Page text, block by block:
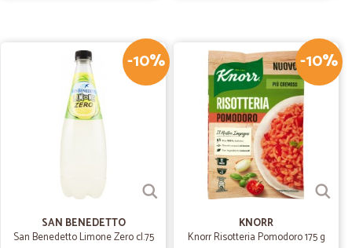
22/11/2019
molto…
rapida
23/06/2019
-10%
SAN BENEDETTO
San Benedetto Limone Zero cl.75
-10%
KNORR
Knorr Risotteria Pomodoro 175 g